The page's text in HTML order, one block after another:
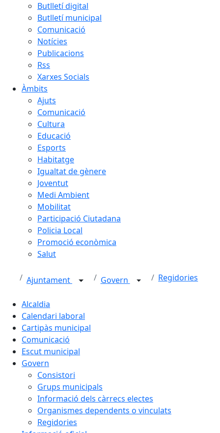
Butlletí digital
Butlletí municipal
Comunicació
Notícies
Publicacions
Rss
Xarxes Socials
Àmbits
Ajuts
Comunicació
Cultura
Educació
Esports
Habitatge
Igualtat de gènere
Joventut
Medi Ambient
Mobilitat
Participació Ciutadana
Policia Local
Promoció econòmica
Salut
Ajuntament Govern Regidories
Alcaldia
Calendari laboral
Cartipàs municipal
Comunicació
Escut municipal
Govern
Consistori
Grups municipals
Informació dels càrrecs electes
Organismes dependents o vinculats
Regidories